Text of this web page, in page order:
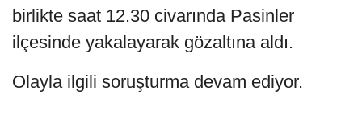
birlikte saat 12.30 civarında Pasinler
ilçesinde yakalayarak gözaltına aldı.
Olayla ilgili soruşturma devam ediyor.